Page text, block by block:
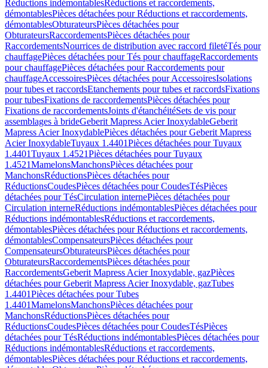
Réductions indémontablesRéductions et raccordements,
démontablesPièces détachées pour Réductions et raccordements,
démontablesObturateursPièces détachées pour
ObturateursRaccordementsPièces détachées pour
RaccordementsNourrices de distribution avec raccord filetéTés pour
chauffagePièces détachées pour Tés pour chauffageRaccordements
pour chauffagePièces détachées pour Raccordements pour
chauffageAccessoiresPièces détachées pour AccessoiresIsolations
pour tubes et raccordsEtanchements pour tubes et raccordsFixations
pour tubesFixations de raccordementsPièces détachées pour
Fixations de raccordementsJoints d'étanchéitéSets de vis pour
assemblages à brideGeberit Mapress Acier InoxydableGeberit
Mapress Acier InoxydablePièces détachées pour Geberit Mapress
Acier InoxydableTuyaux 1.4401Pièces détachées pour Tuyaux
1.4401Tuyaux 1.4521Pièces détachées pour Tuyaux
1.4521MamelonsManchonsPièces détachées pour
ManchonsRéductionsPièces détachées pour
RéductionsCoudesPièces détachées pour CoudesTésPièces
détachées pour TésCirculation internePièces détachées pour
Circulation interneRéductions indémontablesPièces détachées pour
Réductions indémontablesRéductions et raccordements,
démontablesPièces détachées pour Réductions et raccordements,
démontablesCompensateursPièces détachées pour
CompensateursObturateursPièces détachées pour
ObturateursRaccordementsPièces détachées pour
RaccordementsGeberit Mapress Acier Inoxydable, gazPièces
détachées pour Geberit Mapress Acier Inoxydable, gazTubes
1.4401Pièces détachées pour Tubes
1.4401MamelonsManchonsPièces détachées pour
ManchonsRéductionsPièces détachées pour
RéductionsCoudesPièces détachées pour CoudesTésPièces
détachées pour TésRéductions indémontablesPièces détachées pour
Réductions indémontablesRéductions et raccordements,
démontablesPièces détachées pour Réductions et raccordements,